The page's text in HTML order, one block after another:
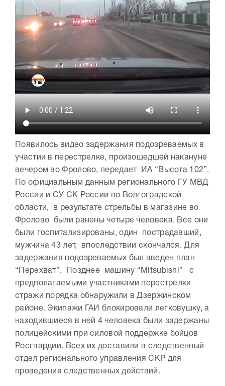
Появилось видео задержания подозреваемых в
участии в перестрелке, произошедшей накануне
вечером во Фролово, передает ИА “Высота 102”.
По официальным данным регионального ГУ МВД
России и СУ СК России по Волгоградской
области, в результате стрельбы в магазине во
Фролово были ранены четыре человека. Все они
были госпитализированы, один пострадавший,
мужчина 43 лет, впоследствии скончался. Для
задержания подозреваемых был введен план
“Перехват”. Позднее машину “Mitsubishi” с
предполагаемыми участниками перестрелки
стражи порядка обнаружили в Дзержинском
районе. Экипажи ГАИ блокировали легковушку, а
находившиеся в ней 4 человека были задержаны
полицейскими при силовой поддержке бойцов
Росгвардии. Всех их доставили в следственный
отдел регионального управления СКР для
проведения следственных действий.